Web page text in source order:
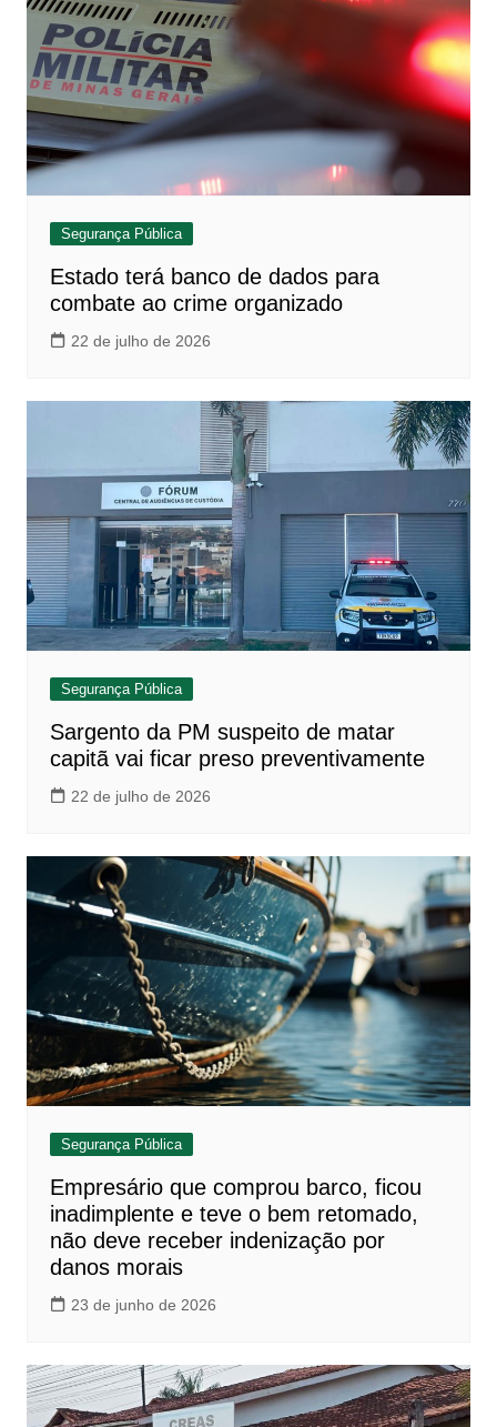
Segurança Pública
Estado terá banco de dados para
combate ao crime organizado
22 de julho de 2026
Segurança Pública
Sargento da PM suspeito de matar
capitã vai ficar preso preventivamente
22 de julho de 2026
Segurança Pública
Empresário que comprou barco, ficou
inadimplente e teve o bem retomado,
não deve receber indenização por
danos morais
23 de junho de 2026